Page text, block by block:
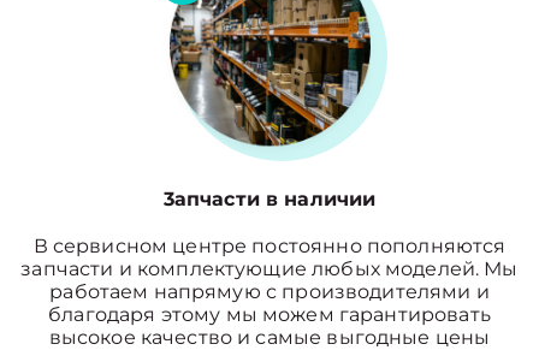
3апчасти в наличии
В сервисном центре постоянно пополняются
запчасти и комплектующие любых моделей. Мы
работаем напрямую с производителями и
благодаря этому мы можем гарантировать
высокое качество и самые выгодные цены